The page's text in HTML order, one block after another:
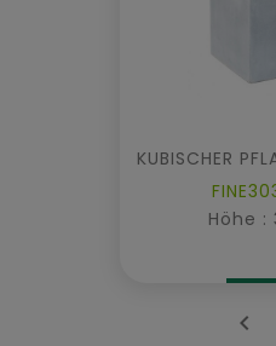
Höhe :
